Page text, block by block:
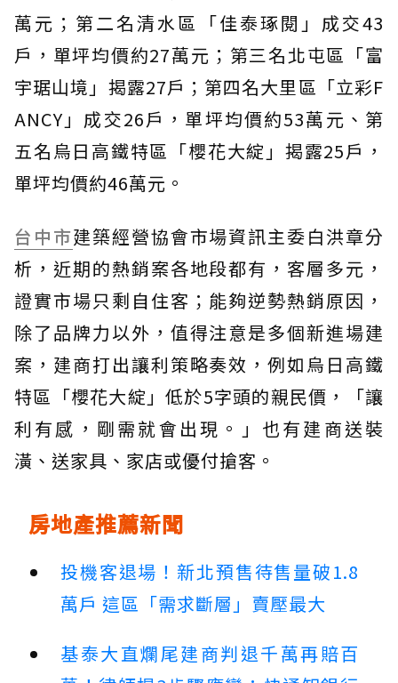
萬元；第二名清水區「佳泰琢閱」成交43
戶，單坪均價約27萬元；第三名北屯區「富
宇琚山境」揭露27戶；第四名大里區「立彩F
ANCY」成交26戶，單坪均價約53萬元、第
五名烏日高鐵特區「櫻花大綻」揭露25戶，
單坪均價約46萬元。
台中市建築經營協會市場資訊主委白洪章分
析，近期的熱銷案各地段都有，客層多元，
證實市場只剩自住客；能夠逆勢熱銷原因，
除了品牌力以外，值得注意是多個新進場建
案，建商打出讓利策略奏效，例如烏日高鐵
特區「櫻花大綻」低於5字頭的親民價，「讓
利有感，剛需就會出現。」也有建商送裝
潢、送家具、家店或優付搶客。
房地產推薦新聞
投機客退場！新北預售待售量破1.8
萬戶 這區「需求斷層」賣壓最大
基泰大直爛尾建商判退千萬再賠百